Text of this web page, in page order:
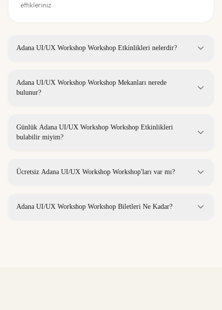
ettikleriniz
Adana UI/UX Workshop Workshop Etkinlikleri nelerdir?
Adana UI/UX Workshop Workshop Mekanları nerede
bulunur?
Günlük Adana UI/UX Workshop Workshop Etkinlikleri
bulabilir miyim?
Ücretsiz Adana UI/UX Workshop Workshop'ları var mı?
Adana UI/UX Workshop Workshop Biletleri Ne Kadar?